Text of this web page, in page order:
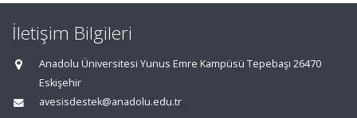
İletişim Bilgileri
Anadolu Üniversitesi Yunus Emre Kampüsü Tepebaşı 26470
Eskişehir
avesisdestek@anadolu.edu.tr